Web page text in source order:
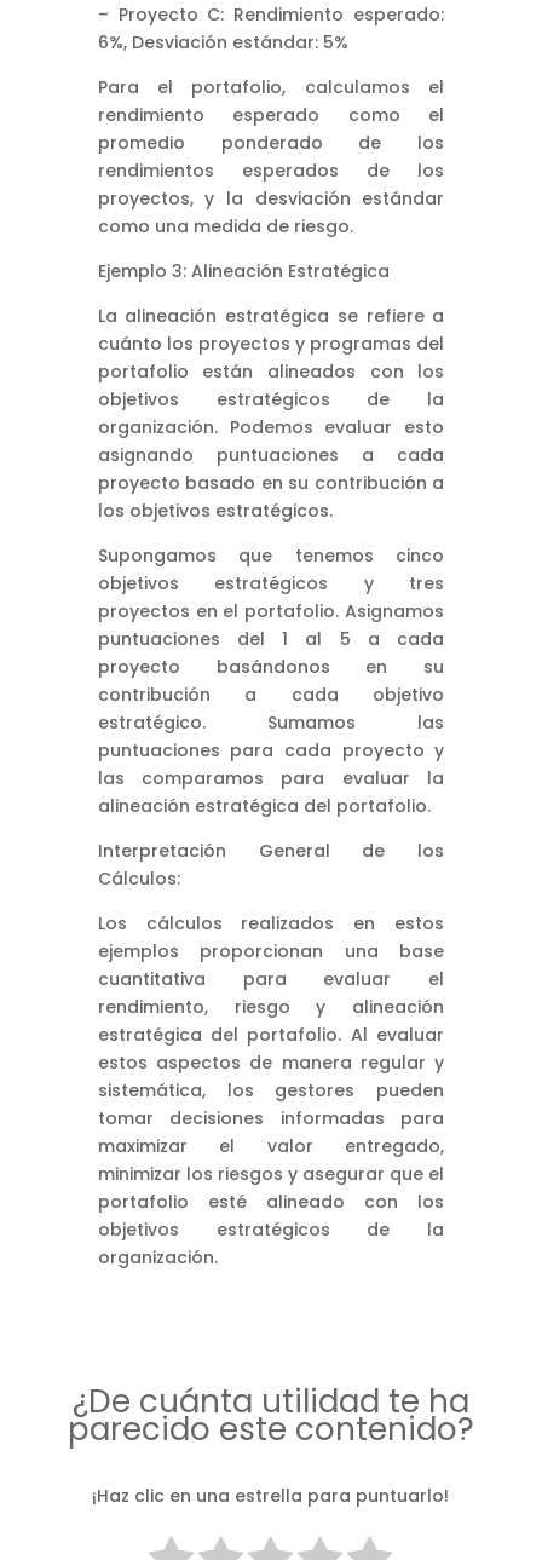
– Proyecto C: Rendimiento esperado:
6%, Desviación estándar: 5%
Para el portafolio, calculamos el
rendimiento esperado como el
promedio ponderado de los
rendimientos esperados de los
proyectos, y la desviación estándar
como una medida de riesgo.
Ejemplo 3: Alineación Estratégica
La alineación estratégica se refiere a
cuánto los proyectos y programas del
portafolio están alineados con los
objetivos estratégicos de la
organización. Podemos evaluar esto
asignando puntuaciones a cada
proyecto basado en su contribución a
los objetivos estratégicos.
Supongamos que tenemos cinco
objetivos estratégicos y tres
proyectos en el portafolio. Asignamos
puntuaciones del 1 al 5 a cada
proyecto basándonos en su
contribución a cada objetivo
estratégico. Sumamos las
puntuaciones para cada proyecto y
las comparamos para evaluar la
alineación estratégica del portafolio.
Interpretación General de los
Cálculos:
Los cálculos realizados en estos
ejemplos proporcionan una base
cuantitativa para evaluar el
rendimiento, riesgo y alineación
estratégica del portafolio. Al evaluar
estos aspectos de manera regular y
sistemática, los gestores pueden
tomar decisiones informadas para
maximizar el valor entregado,
minimizar los riesgos y asegurar que el
portafolio esté alineado con los
objetivos estratégicos de la
organización.
¿De cuánta utilidad te ha
parecido este contenido?
¡Haz clic en una estrella para puntuarlo!